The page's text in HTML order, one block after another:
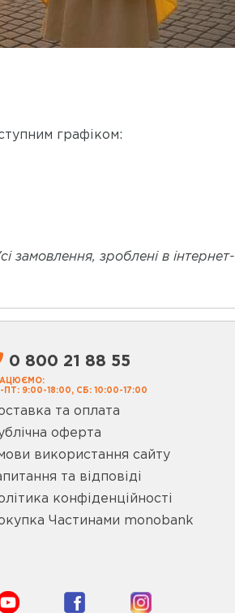
графіком:
зроблені в інтернет-
0 800 21 88 55
ПТ: 9:00-18:00, СБ: 10:00-17:00
та оплата
оферта
використання сайту
та відповіді
конфіденційності
Частинами monobank